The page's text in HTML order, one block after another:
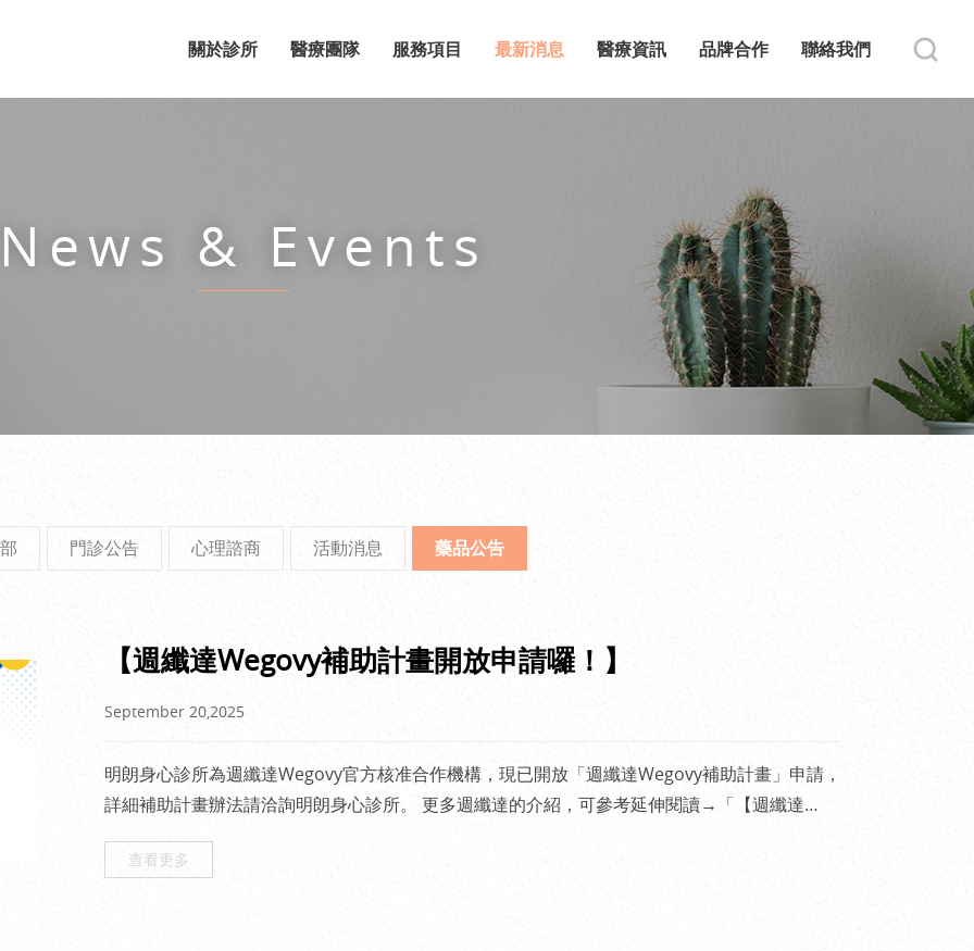
關於診所 醫療團隊 服務項目 最新消息 醫療資訊 品牌合作 聯絡我們
News & Events
門診公告 心理諮商 活動消息 藥品公告
【週纖達Wegovy補助計畫開放申請囉！】
September 20,2025
明朗身心診所為週纖達Wegovy官方核准合作機構，現已開放「週纖達Wegovy補助計畫」申請，
詳細補助計畫辦法請洽詢明朗身心診所。 更多週纖達的介紹，可參考延伸閱讀→「【週纖達
Wegovy】什麼是週
查看更多